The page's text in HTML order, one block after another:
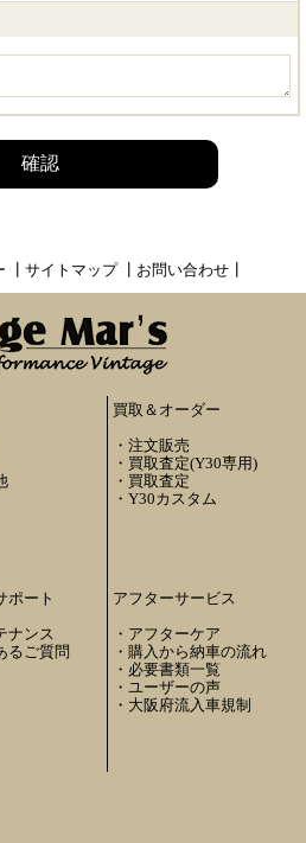
確認
サイトマップ┃ お問い合わせ
買取＆オーダー
・注文販売
・ 買取査定(Y30専用)
・ 買取査定
・Y30カスタム
ポート
ナンス
るご質問
アフターサービス
・ アフターケア
・ 購入から納車の流れ
・ 必要書類一覧
・ ユーザーの声
・ 大阪府流入車規制